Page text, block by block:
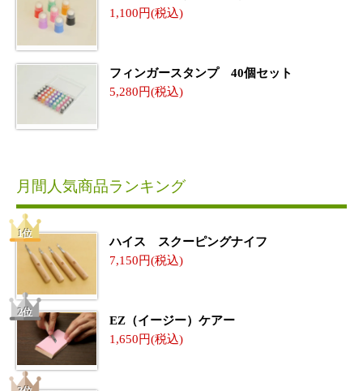
1,100
フィンガースタンプ 40個セット
5,280
月間人気商品ランキング
ハイス スクーピングナイフ
7,150
EZ（イージー）ケアー
1,650